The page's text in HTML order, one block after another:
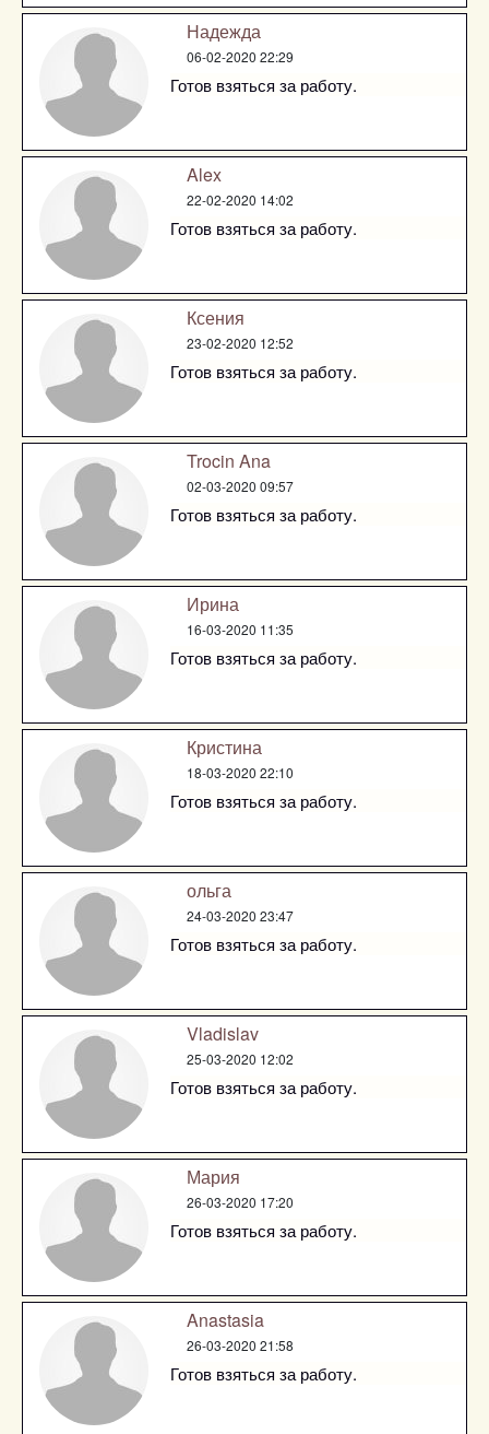
Надежда
06-02-2020 22:29
Готов взяться за работу.
Alex
22-02-2020 14:02
Готов взяться за работу.
Ксения
23-02-2020 12:52
Готов взяться за работу.
Trocin Ana
02-03-2020 09:57
Готов взяться за работу.
Ирина
16-03-2020 11:35
Готов взяться за работу.
Кристина
18-03-2020 22:10
Готов взяться за работу.
ольга
24-03-2020 23:47
Готов взяться за работу.
Vladislav
25-03-2020 12:02
Готов взяться за работу.
Мария
26-03-2020 17:20
Готов взяться за работу.
Anastasia
26-03-2020 21:58
Готов взяться за работу.